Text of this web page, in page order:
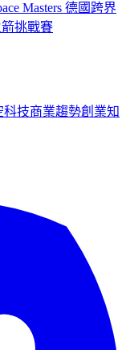
Masters 德國跨界
挑戰賽
科技商業趨勢創業知